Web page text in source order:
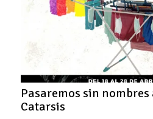
Pasaremos sin
Catarsis